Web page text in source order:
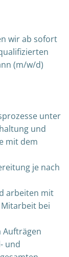
wir ab sofort
(m/w/d)
unter
und
mit dem
je nach
arbeiten mit
bei
Aufträgen
und